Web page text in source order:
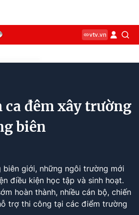
vtv.vn
ca đêm xây trường
biên
biên giới, những ngôi trường mới
điều kiện học tập và sinh hoạt.
hoàn thành, nhiều cán bộ, chiến
trợ thi công tại các điểm trường